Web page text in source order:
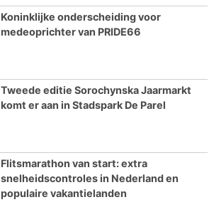
Koninklijke onderscheiding voor
medeoprichter van PRIDE66
Tweede editie Sorochynska Jaarmarkt
komt er aan in Stadspark De Parel
Flitsmarathon van start: extra
snelheidscontroles in Nederland en
populaire vakantielanden